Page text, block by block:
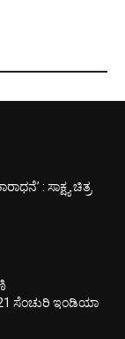
: ಸಾಕ್ಷ್ಯ ಚಿತ್ರ
ಸೆಂಚುರಿ ಇಂಡಿಯಾ